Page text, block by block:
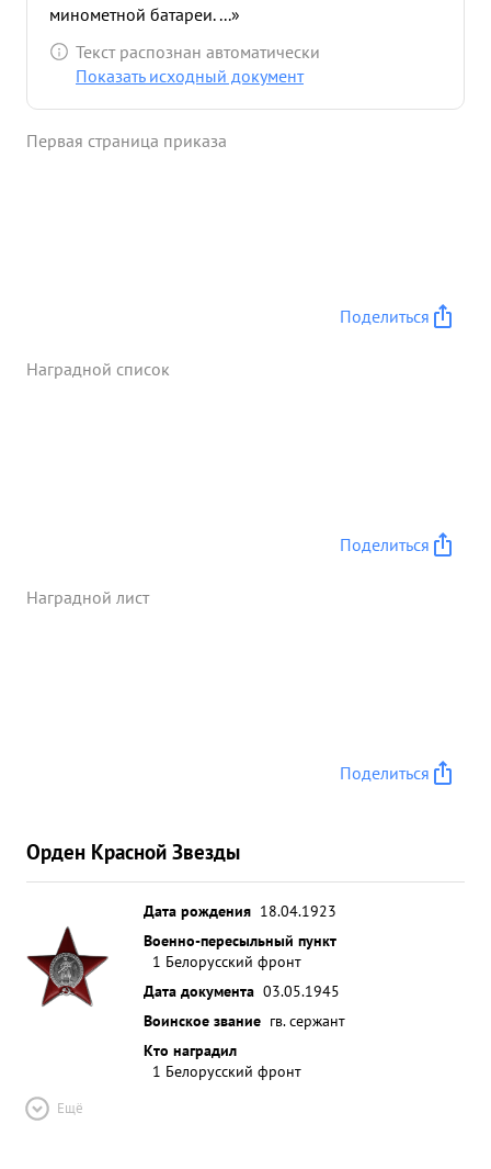
минометной батареи. ...»
Текст распознан автоматически
Показать исходный документ
Первая страница приказа
Поделиться
Наградной список
Поделиться
Наградной лист
Поделиться
Орден Красной Звезды
Дата рождения 18.04.1923
Военно-пересыльный пункт
1 Белорусский фронт
Дата документа 03.05.1945
Воинское звание гв. сержант
Кто наградил
1 Белорусский фронт
Ещё